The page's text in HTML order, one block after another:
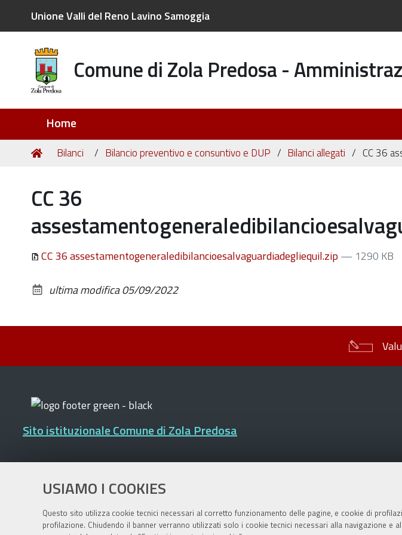
USIAMO I COOKIES
Questo sito utilizza cookie tecnici necessari al corretto funzionamento delle pagine, e cookie di
profilazione. Chiudendo il banner verranno utilizzati solo i cookie tecnici necessari alla navigazione
Unione Valli del Reno Lavino Samoggia
Comune di Zola Predosa -
Home
Tu
Home
Bilanci Bilancio preventivo e consuntivo e DUP Bilanci allegati CC 36
CC 36
CC 36 assestamentogeneraledibilancioesalvaguardiadegliequil.zip — 1290 KB
ultima modifica05/09/2022
Sito istituzionale Comune di Zola Predosa
Privacy policy| DPO|Accessibilità